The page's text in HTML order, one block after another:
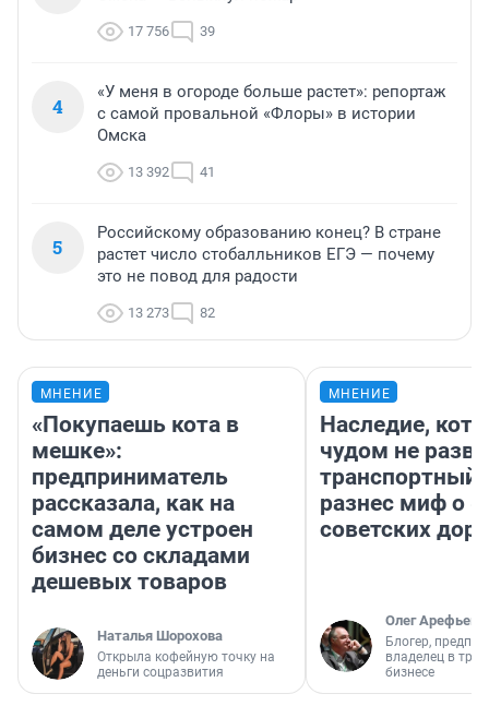
17 756 39
4
«У меня в огороде больше растет»: репортаж
с самой провальной «Флоры» в истории
Омска
13 392 41
5
Российскому образованию конец? В стране
растет число стобалльников ЕГЭ — почему
это не повод для радости
13 273 82
МНЕНИЕ
«Покупаешь кота в
мешке»:
предприниматель
рассказала, как на
самом деле устроен
бизнес со складами
дешевых товаров
Наталья Шорохова
Открыла кофейную точку на
деньги соцразвития
МНЕНИЕ
Наследие,
чудом не
транспортный
разнес миф о
советских
Олег Арефьев
Блогер,
владелец в
бизнесе